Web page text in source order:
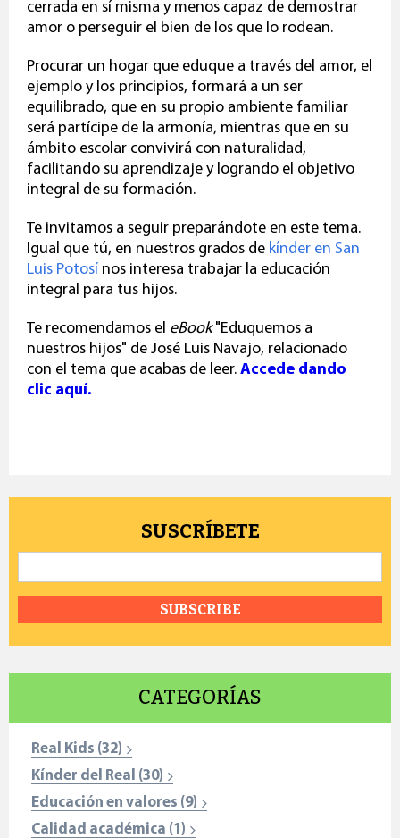
cerrada en sí misma y menos capaz de demostrar
amor o perseguir el bien de los que lo rodean.
Procurar un hogar que eduque a través del amor, el
ejemplo y los principios, formará a un ser
equilibrado, que en su propio ambiente familiar
será partícipe de la armonía, mientras que en su
ámbito escolar convivirá con naturalidad,
facilitando su aprendizaje y logrando el objetivo
integral de su formación.
Te invitamos a seguir preparándote en este tema.
Igual que tú, en nuestros grados de kínder en San
Luis Potosí nos interesa trabajar la educación
integral para tus hijos.
Te recomendamos el eBook"Eduquemos a
nuestros hijos" de José Luis Navajo, relacionado
con el tema que acabas de leer. Accede dando
clic aquí.
SUSCRÍBETE
*
CATEGORÍAS
Real Kids (32)
Kínder del Real (30)
Educación en valores (9)
Calidad académica (1)